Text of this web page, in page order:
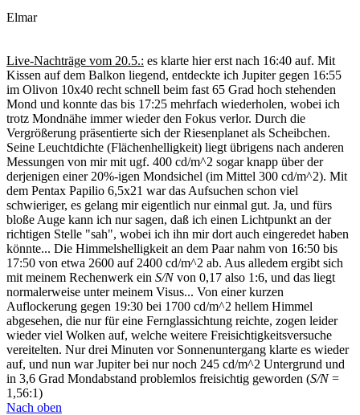
Elmar
Live-Nachträge vom 20.5.: es klarte hier erst nach 16:40 auf. Mit
Kissen auf dem Balkon liegend, entdeckte ich Jupiter gegen 16:55
im Olivon 10x40 recht schnell beim fast 65 Grad hoch stehenden
Mond und konnte das bis 17:25 mehrfach wiederholen, wobei ich
trotz Mondnähe immer wieder den Fokus verlor. Durch die
Vergrößerung präsentierte sich der Riesenplanet als Scheibchen.
Seine Leuchtdichte (Flächenhelligkeit) liegt übrigens nach anderen
Messungen von mir mit ugf. 400 cd/m^2 sogar knapp über der
derjenigen einer 20%-igen Mondsichel (im Mittel 300 cd/m^2). Mit
dem Pentax Papilio 6,5x21 war das Aufsuchen schon viel
schwieriger, es gelang mir eigentlich nur einmal gut. Ja, und fürs
bloße Auge kann ich nur sagen, daß ich einen Lichtpunkt an der
richtigen Stelle "sah", wobei ich ihn mir dort auch eingeredet haben
könnte... Die Himmelshelligkeit an dem Paar nahm von 16:50 bis
17:50 von etwa 2600 auf 2400 cd/m^2 ab. Aus alledem ergibt sich
mit meinem Rechenwerk ein S/Nvon 0,17 also 1:6, und das liegt
normalerweise unter meinem Visus... Von einer kurzen
Auflockerung gegen 19:30 bei 1700 cd/m^2 hellem Himmel
abgesehen, die nur für eine Fernglassichtung reichte, zogen leider
wieder viel Wolken auf, welche weitere Freisichtigkeitsversuche
vereitelten. Nur drei Minuten vor Sonnenuntergang klarte es wieder
auf, und nun war Jupiter bei nur noch 245 cd/m^2 Untergrund und
in 3,6 Grad Mondabstand problemlos freisichtig geworden (S/N=
1,56:1)
Nach oben